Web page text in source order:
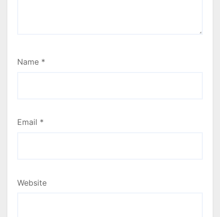
Name *
Email *
Website